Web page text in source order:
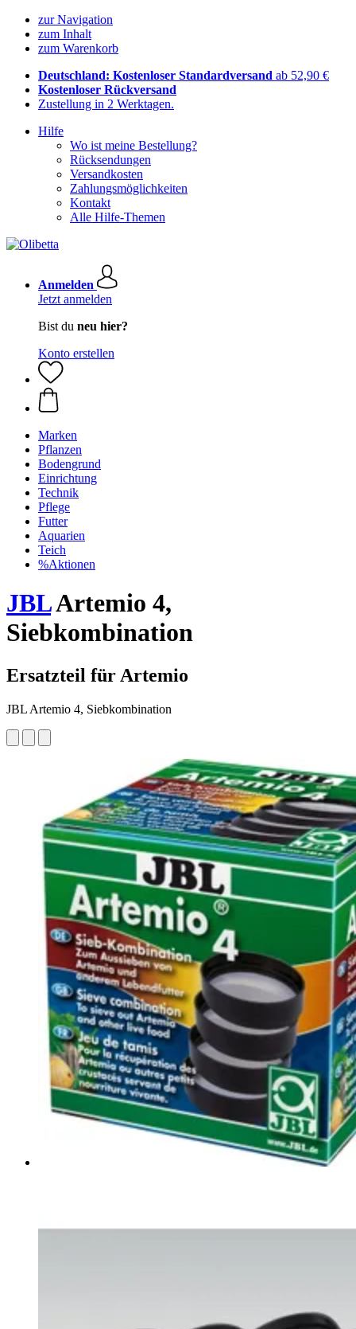
zur Navigation
zum Inhalt
zum Warenkorb
Deutschland: Kostenloser Standardversand ab 52,90 €
Kostenloser Rückversand
Zustellung in 2 Werktagen.
Hilfe
Wo ist meine Bestellung?
Rücksendungen
Versandkosten
Zahlungsmöglichkeiten
Kontakt
Alle Hilfe-Themen
Anmelden
Jetzt anmelden
Bist du neu hier?
Konto erstellen
Marken
Pflanzen
Bodengrund
Einrichtung
Technik
Pflege
Futter
Aquarien
Teich
%Aktionen
JBLArtemio 4,
Siebkombination
Ersatzteil für Artemio
JBL Artemio 4, Siebkombination